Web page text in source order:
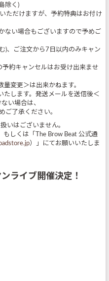
除く)
ただけますが、予約特典はお付け
ない場合もございますので予めご
)、ご注文から7日以内のみキャン
約キャンセルはお受け出来ませ
変更＞は出来かねます。
します。発送メールを送信後＜
い場合は、
ご了承ください。
いはございません。
しくは「The Brow Beat 公式通
）」にてお願いいたしま
ライブ開催決定！